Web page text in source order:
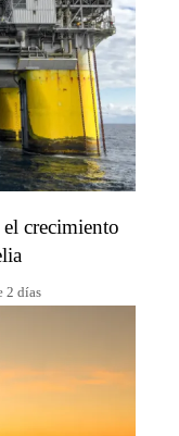
crecimiento
2 días